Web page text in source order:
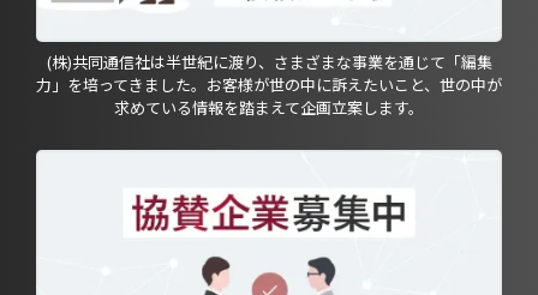
(株)共同通信社は半世紀に渡り、さまざまな事業を通じて「編集
力」を培ってきました。お客様が世の中に訴えたいこと、世の中が
求めている情報を踏まえて企画立案します。